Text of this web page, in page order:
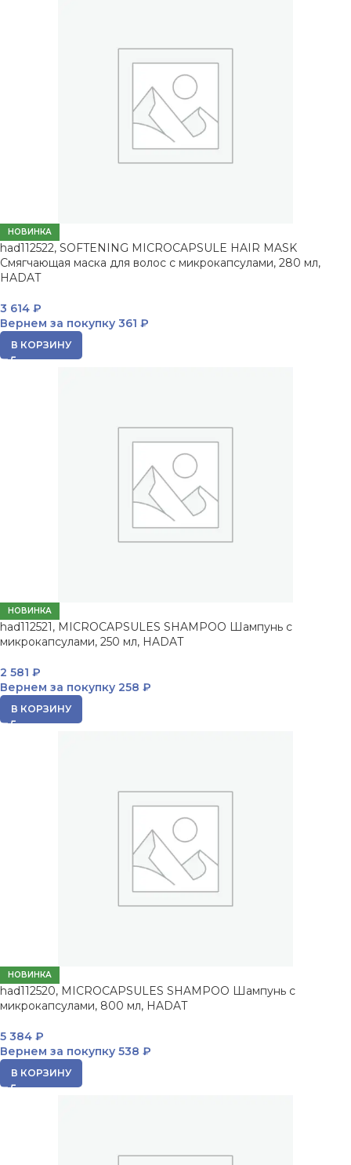
НОВИНКА
had112522, SOFTENING MICROCAPSULE HAIR MASK
Смягчающая маска для волос с микрокапсулами, 280 мл,
HADAT
3 614 ₽
Вернем за покупку 361 ₽
В КОРЗИНУ
НОВИНКА
had112521, MICROCAPSULES SHAMPOO Шампунь с
микрокапсулами, 250 мл, HADAT
2 581 ₽
Вернем за покупку 258 ₽
В КОРЗИНУ
НОВИНКА
had112520, MICROCAPSULES SHAMPOO Шампунь с
микрокапсулами, 800 мл, HADAT
5 384 ₽
Вернем за покупку 538 ₽
В КОРЗИНУ